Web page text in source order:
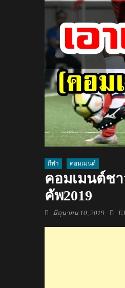
กีฬา คอมเมนต์
คอมเมนต์ช
คัพ2019
Posted
มิถุนายน 10, 2019